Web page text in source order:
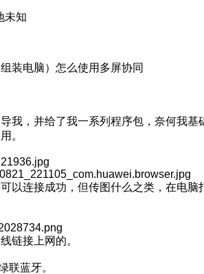
未知
装电脑）怎么使用多屏协同
我，并给了我一系列程序包，奈何我基
。
以连接成功，但传图什么之类，在电脑
链接上网的。
联蓝牙。